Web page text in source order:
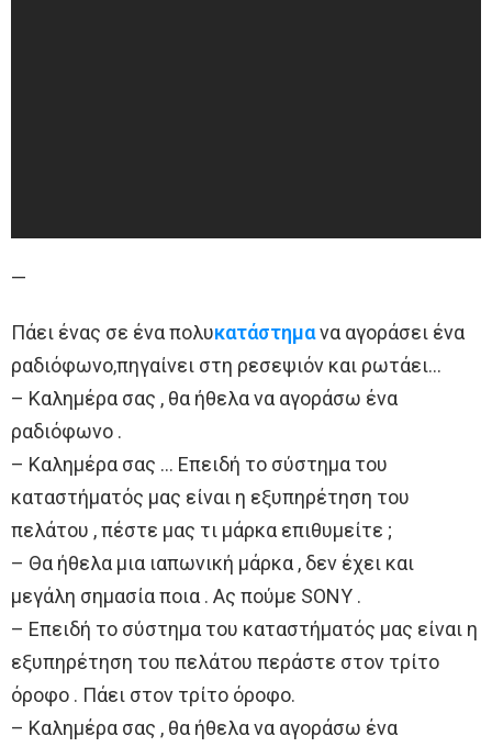
—
Πάει ένας σε ένα πολυκατάστημανα αγοράσει ένα
ραδιόφωνο,πηγαίνει στη ρεσεψιόν και ρωτάει…
– Καλημέρα σας , θα ήθελα να αγοράσω ένα
ραδιόφωνο .
– Καλημέρα σας … Επειδή το σύστημα του
καταστήματός μας είναι η εξυπηρέτηση του
πελάτου , πέστε μας τι μάρκα επιθυμείτε ;
– Θα ήθελα μια ιαπωνική μάρκα , δεν έχει και
μεγάλη σημασία ποια . Ας πούμε SONY .
– Επειδή το σύστημα του καταστήματός μας είναι η
εξυπηρέτηση του πελάτου περάστε στον τρίτο
όροφο . Πάει στον τρίτο όροφο.
– Καλημέρα σας , θα ήθελα να αγοράσω ένα